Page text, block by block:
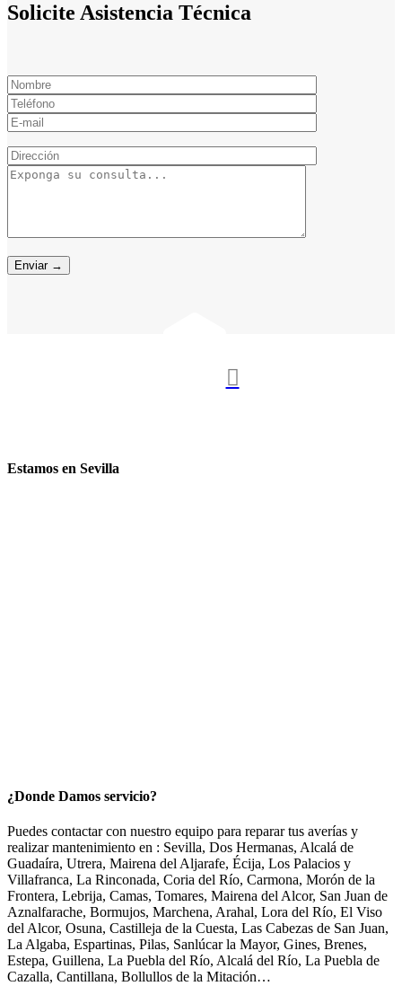
Solicite Asistencia Técnica

Estamos en Sevilla
¿Donde Damos servicio?
Puedes contactar con nuestro equipo para reparar tus averías y
realizar mantenimiento en : Sevilla, Dos Hermanas, Alcalá de
Guadaíra, Utrera, Mairena del Aljarafe, Écija, Los Palacios y
Villafranca, La Rinconada, Coria del Río, Carmona, Morón de la
Frontera, Lebrija, Camas, Tomares, Mairena del Alcor, San Juan de
Aznalfarache, Bormujos, Marchena, Arahal, Lora del Río, El Viso
del Alcor, Osuna, Castilleja de la Cuesta, Las Cabezas de San Juan,
La Algaba, Espartinas, Pilas, Sanlúcar la Mayor, Gines, Brenes,
Estepa, Guillena, La Puebla del Río, Alcalá del Río, La Puebla de
Cazalla, Cantillana, Bollullos de la Mitación…